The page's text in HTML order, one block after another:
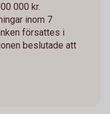
000 kr.
inom 7
försattes i
beslutade att